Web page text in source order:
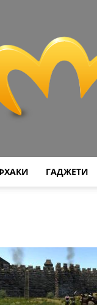
ГАДЖЕТИ